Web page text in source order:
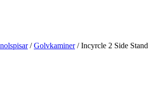
/Golvkaminer/ Incyrcle 2 Side Stand